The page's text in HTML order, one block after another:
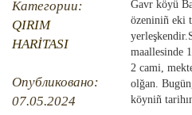
DİASPORA
İNSANLAR
EDEBİYAT
AVDET YOLU
SADECE FAKT
MÜİM KÜN
DİN
VAQIYA — ADİSELER
İSLÂMNI ÖGRENEMİZ
MİLLİY YEMEKLER
YEMEK TARİFLERİ
DİGER MALÜMAT
Категории:
QIRIM
HARİTASI
Опубликовано:
07.05.2024
Ğavr köyü
özeniniñ eki
maallesinde
2 cami,
olğan.
köyniñ